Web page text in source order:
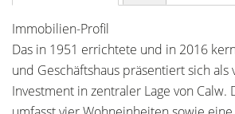
Immobilien-Profil
Das in 1951 errichtete und in 2016
und Geschäftshaus präsentiert sich als
Investment in zentraler Lage von Calw.